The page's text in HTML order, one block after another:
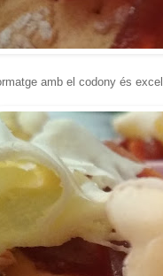
amb el codony és